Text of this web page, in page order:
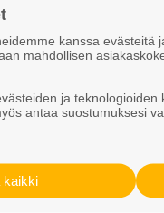
kanssa evästeitä
mahdollisen
ja
antaa suostumuksesi
kaikki